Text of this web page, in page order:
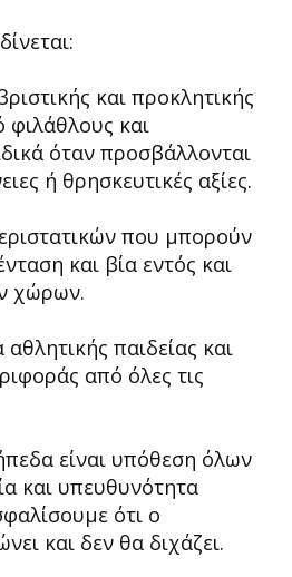
και προκλητικής
φιλάθλους και
όταν προσβάλλονται
ή θρησκευτικές αξίες.
που μπορούν
και βία εντός και
χώρων.
αθλητικής παιδείας και
από όλες τις
είναι υπόθεση όλων
και υπευθυνότητα
ότι ο
και δεν θα διχάζει.